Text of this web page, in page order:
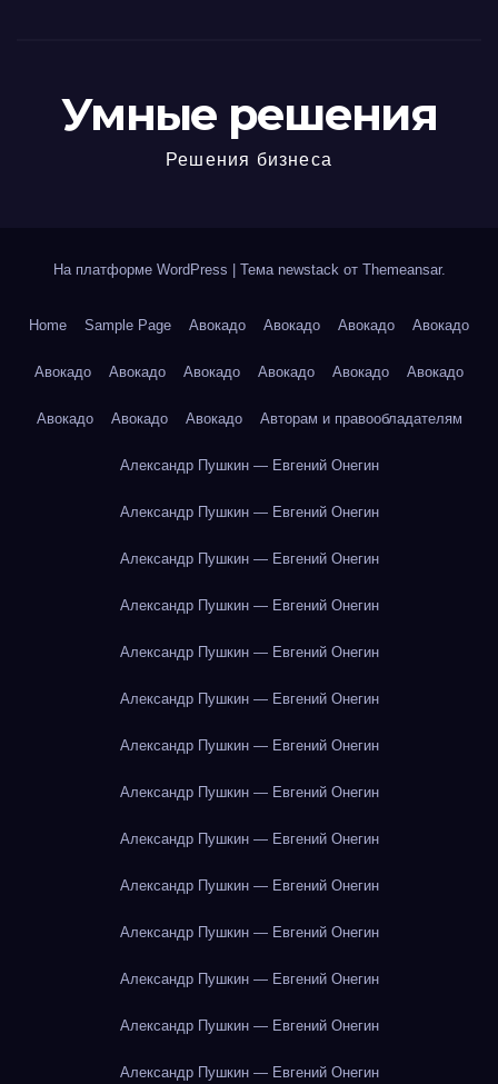
Умные решения
Решения бизнеса
На платформе WordPress Тема newstack от Themeansar.
Home Sample Page Авокадо Авокадо Авокадо Авокадо
Авокадо Авокадо Авокадо Авокадо Авокадо Авокадо
Авокадо Авокадо Авокадо Авторам и правообладателям
Александр Пушкин — Евгений Онегин
Александр Пушкин — Евгений Онегин
Александр Пушкин — Евгений Онегин
Александр Пушкин — Евгений Онегин
Александр Пушкин — Евгений Онегин
Александр Пушкин — Евгений Онегин
Александр Пушкин — Евгений Онегин
Александр Пушкин — Евгений Онегин
Александр Пушкин — Евгений Онегин
Александр Пушкин — Евгений Онегин
Александр Пушкин — Евгений Онегин
Александр Пушкин — Евгений Онегин
Александр Пушкин — Евгений Онегин
Александр Пушкин — Евгений Онегин